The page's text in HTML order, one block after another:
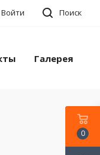
Поиск
Войти
Галерея
0